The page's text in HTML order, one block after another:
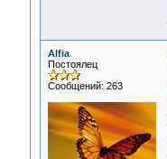
Alfia
Постоялец
Сообщений: 263